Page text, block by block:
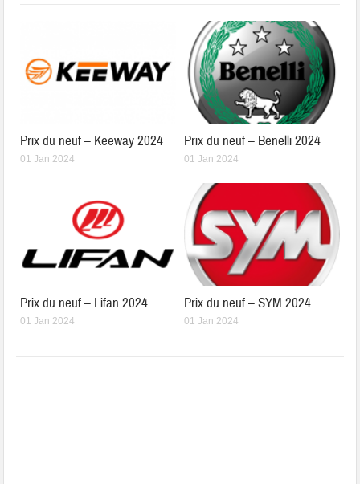
Prix du neuf – Keeway 2024
01 Jan 2024
Prix du neuf – Benelli 2024
01 Jan 2024
Prix du neuf – Lifan 2024
01 Jan 2024
Prix du neuf – SYM 2024
01 Jan 2024